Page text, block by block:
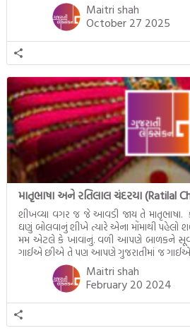
આવતી દેવ ઊઠી અગિયારસ વચ્ચે મોટેભાગે
દીક્ષાગ્રહણ, યજ્ઞ, ગૃહપ્રવેશ જેવા […]
Maitri shah
October 27 2025
માતૃભાષા અને રતિલાલ ચંદરયા (Ratilal
શીખવ્યા વગર જ જે આવડી જાય તે
ઘણું બોલવાનું શીખે ત્યારે એના મોંમાથી પહેલો
મમ એટલે કે ખાવાનું. વળી આપણે બાળકને
ગાઈએ છીએ તે પણ આપણે ગુજરાતીમાં જ ગાઈએ
આમ બાળકને […]
Maitri shah
February 20 2024